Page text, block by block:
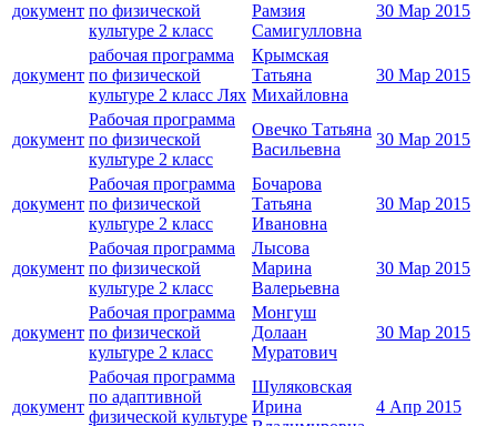
документ по физической
культуре 2 класс
Рамзия
Самигулловна
30 Мар 2015
документ
рабочая программа
по физической
культуре 2 класс Лях
Крымская
Татьяна
Михайловна
30 Мар 2015
документ
Рабочая программа
по физической
культуре 2 класс
Овечко Татьяна
Васильевна
30 Мар 2015
документ
Рабочая программа
по физической
культуре 2 класс
Бочарова
Татьяна
Ивановна
30 Мар 2015
документ
Рабочая программа
по физической
культуре 2 класс
Лысова
Марина
Валерьевна
30 Мар 2015
документ
Рабочая программа
по физической
культуре 2 класс
Монгуш
Долаан
Муратович
30 Мар 2015
документ
Рабочая программа
по адаптивной
физической культуре
Шуляковская
Ирина
4 Апр 2015